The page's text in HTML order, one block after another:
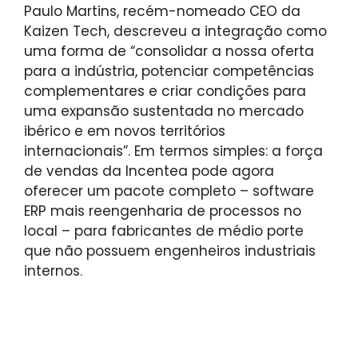
Paulo Martins, recém-nomeado CEO da
Kaizen Tech, descreveu a integração como
uma forma de “consolidar a nossa oferta
para a indústria, potenciar competências
complementares e criar condições para
uma expansão sustentada no mercado
ibérico e em novos territórios
internacionais”. Em termos simples: a força
de vendas da Incentea pode agora
oferecer um pacote completo – software
ERP mais reengenharia de processos no
local – para fabricantes de médio porte
que não possuem engenheiros industriais
internos.